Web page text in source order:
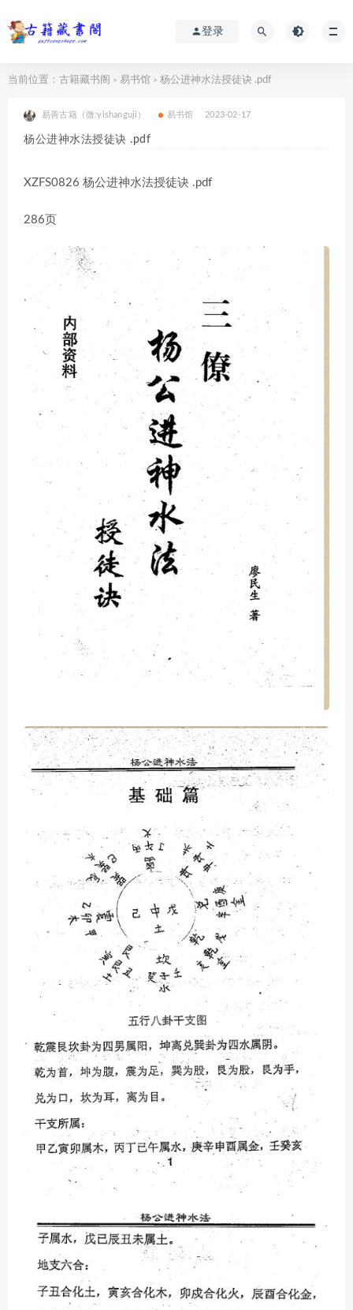
登录
当前位置： 古籍藏书阁 > 易书馆 > 杨公进神水法授徒诀 .pdf
易善古籍（微:yishanguji） 易书馆 2023-02-17
杨公进神水法授徒诀 .pdf
XZFS0826 杨公进神水法授徒诀 .pdf
286页